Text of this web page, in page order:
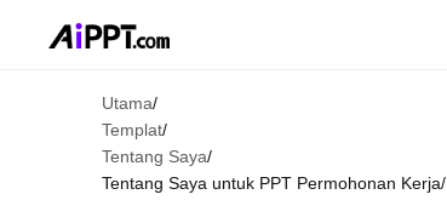
Utama/
Templat/
Tentang Saya/
Tentang Saya untuk PPT Permohonan Kerja/